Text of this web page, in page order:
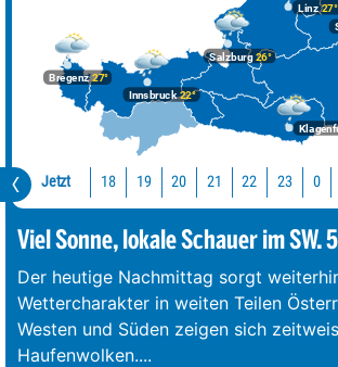
Bregenz27°
Innsbruck22°
Linz27°
Salzburg26°
Jetzt 18 19 20 21 22 23 0
Viel Sonne, lokale Schauer im SW.
Der heutige Nachmittag sorgt
Wettercharakter in weiten Teilen
Westen und Süden zeigen sich
Haufenwolken....